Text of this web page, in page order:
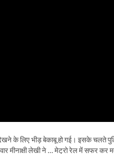
के लिए भीड़ बेकाबू हो गई। इसके चलते
मीनाक्षी लेखी ने … मेट्रो रेल में सफर कर